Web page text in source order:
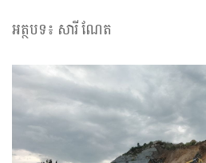
អត្ថបទ៖ សារី ណែត